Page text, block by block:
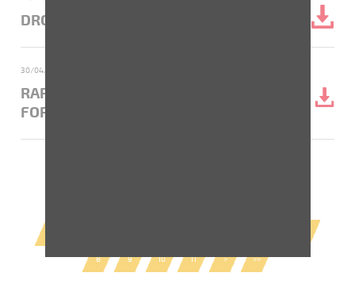
DROITS DE VOTE AU 30 AVRIL 2024
30/04/2024
RAPPORT FINANCIER ANNUEL 2023 -
FORMAT ESEF
8 9 10 11 > >>